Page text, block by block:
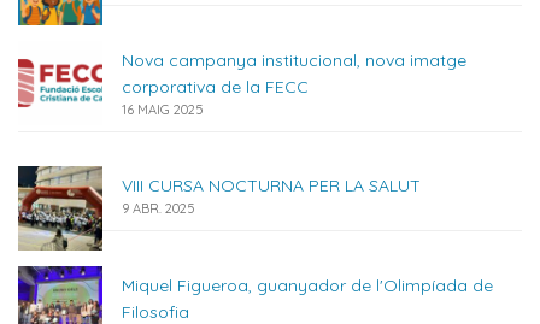
Nova campanya institucional, nova imatge
corporativa de la FECC
16 MAIG 2025
VIII CURSA NOCTURNA PER LA SALUT
9 ABR. 2025
Miquel Figueroa, guanyador de l'Olimpíada de
Filosofia